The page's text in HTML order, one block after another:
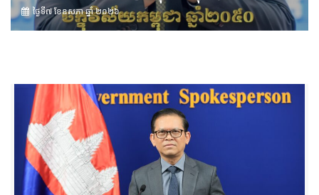
ថ្ងៃទី៧ ខែ​ឧសភា ឆ្នាំ ២០២៦